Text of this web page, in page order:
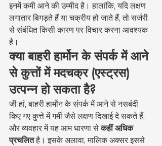
इनमें कमी आने की उम्मीद है। हालांकि, यदि लक्षण
लगातार बिगड़ते हैं या चक्रीय हो जाते हैं, तो सर्जरी
से संबंधित किसी कारण पर विचार करना आवश्यक
है।
क्या बाहरी हार्मोन के संपर्क में आने
से कुत्तों में मदचक्र (एस्ट्रस)
उत्पन्न हो सकता है?
जी हां, बाहरी हार्मोन के संपर्क में आने से नसबंदी
किए गए कुत्ते में गर्मी जैसे लक्षण दिखाई दे सकते हैं,
और व्यवहार में यह आम धारणा से कहीं अधिक
प्रचलित है। इसके अलावा, मालिक अक्सर इससे